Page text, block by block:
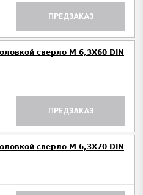
ПРЕДЗАКАЗ
сверло М 6,3Х60 DIN
ПРЕДЗАКАЗ
сверло М 6,3Х70 DIN